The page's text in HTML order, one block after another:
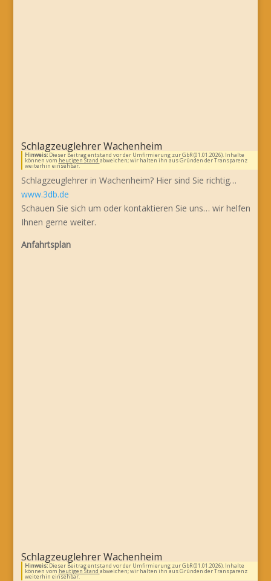
Schlagzeuglehrer Wachenheim
Hinweis:Dieser Beitrag entstand vor der Umfirmierung zur GbR (01.01.2026). Inhalte
können vom heutigen Stand abweichen; wir halten ihn aus Gründen der Transparenz
weiterhin einsehbar.
Schlagzeuglehrer in Wachenheim? Hier sind Sie richtig…
www.3db.de
Schauen Sie sich um oder kontaktieren Sie uns… wir helfen
Ihnen gerne weiter.
Anfahrtsplan
Schlagzeuglehrer Wachenheim
Hinweis:Dieser Beitrag entstand vor der Umfirmierung zur GbR (01.01.2026). Inhalte
können vom heutigen Stand abweichen; wir halten ihn aus Gründen der Transparenz
weiterhin einsehbar.